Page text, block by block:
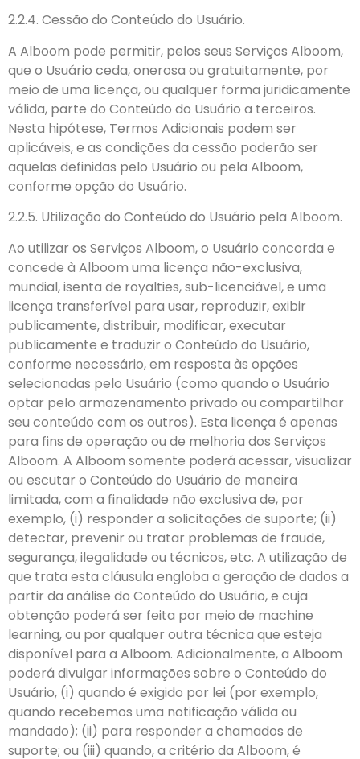
2.2.4. Cessão do Conteúdo do Usuário.
A Alboom pode permitir, pelos seus Serviços Alboom,
que o Usuário ceda, onerosa ou gratuitamente, por
meio de uma licença, ou qualquer forma juridicamente
válida, parte do Conteúdo do Usuário a terceiros.
Nesta hipótese, Termos Adicionais podem ser
aplicáveis, e as condições da cessão poderão ser
aquelas definidas pelo Usuário ou pela Alboom,
conforme opção do Usuário.
2.2.5. Utilização do Conteúdo do Usuário pela Alboom.
Ao utilizar os Serviços Alboom, o Usuário concorda e
concede à Alboom uma licença não-exclusiva,
mundial, isenta de royalties, sub-licenciável, e uma
licença transferível para usar, reproduzir, exibir
publicamente, distribuir, modificar, executar
publicamente e traduzir o Conteúdo do Usuário,
conforme necessário, em resposta às opções
selecionadas pelo Usuário (como quando o Usuário
optar pelo armazenamento privado ou compartilhar
seu conteúdo com os outros). Esta licença é apenas
para fins de operação ou de melhoria dos Serviços
Alboom. A Alboom somente poderá acessar, visualizar
ou escutar o Conteúdo do Usuário de maneira
limitada, com a finalidade não exclusiva de, por
exemplo, (i) responder a solicitações de suporte; (ii)
detectar, prevenir ou tratar problemas de fraude,
segurança, ilegalidade ou técnicos, etc. A utilização de
que trata esta cláusula engloba a geração de dados a
partir da análise do Conteúdo do Usuário, e cuja
obtenção poderá ser feita por meio de machine
learning, ou por qualquer outra técnica que esteja
disponível para a Alboom. Adicionalmente, a Alboom
poderá divulgar informações sobre o Conteúdo do
Usuário, (i) quando é exigido por lei (por exemplo,
quando recebemos uma notificação válida ou
mandado); (ii) para responder a chamados de
suporte; ou (iii) quando, a critério da Alboom, é